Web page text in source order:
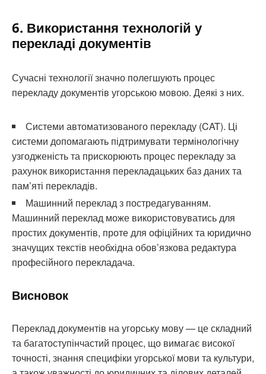
6. Використання технологій у
перекладі документів
Сучасні технології значно полегшують процес
перекладу документів угорською мовою. Деякі з них.
Системи автоматизованого перекладу (CAT). Ці
системи допомагають підтримувати термінологічну
узгодженість та прискорюють процес перекладу за
рахунок використання перекладацьких баз даних та
пам’яті перекладів.
Машинний переклад з постредагуванням.
Машинний переклад може використовуватись для
простих документів, проте для офіційних та юридично
значущих текстів необхідна обов’язкова редактура
професійного перекладача.
Висновок
Переклад документів на угорську мову — це складний
та багатоступінчастий процес, що вимагає високої
точності, знання специфіки угорської мови та культури,